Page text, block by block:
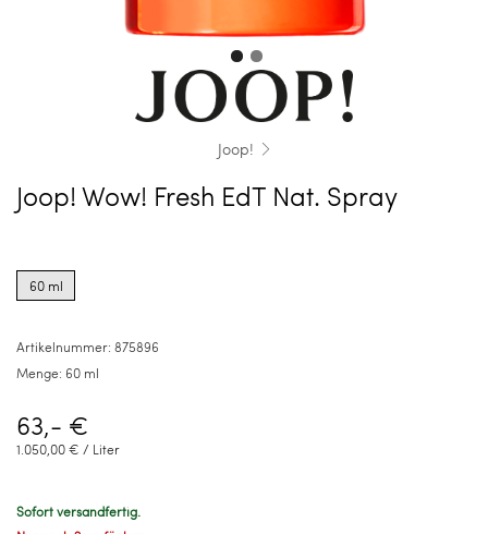
Joop!
Joop! Wow! Fresh EdT Nat. Spray
options
for60 ml
Artikelnummer: 875896
Menge: 60 ml
63,- €
1.050,00 € / Liter
Sofort versandfertig.